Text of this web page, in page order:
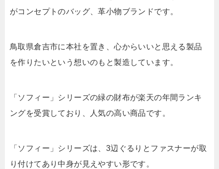
がコンセプトのバッグ、革小物ブランドです。
鳥取県倉吉市に本社を置き、心からいいと思える製品
を作りたいという想いのもと製造しています。
「ソフィー」シリーズの緑の財布が楽天の年間ランキ
ングを受賞しており、人気の高い商品です。
「ソフィー」シリーズは、3辺ぐるりとファスナーが取
り付けてあり中身が見えやすい形です。